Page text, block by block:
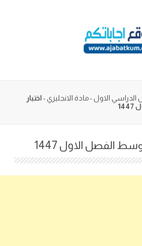
الدراسي الاول -مادة الانجليزي - اختبار
الفصل الاول 1447